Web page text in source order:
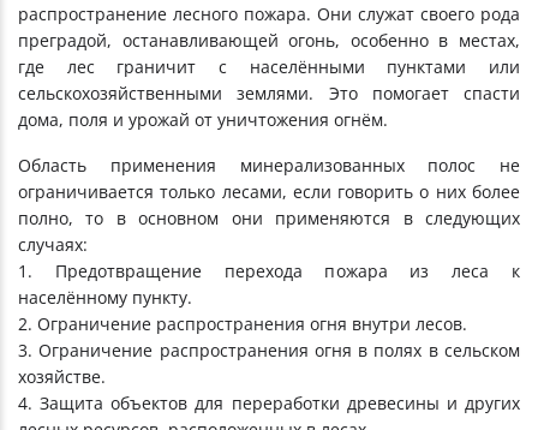
распространение лесного пожара. Они служат своего рода
преградой, останавливающей огонь, особенно в местах,
где лес граничит с населёнными пунктами или
сельскохозяйственными землями. Это помогает спасти
дома, поля и урожай от уничтожения огнём.
Область применения минерализованных полос не
ограничивается только лесами, если говорить о них более
полно, то в основном они применяются в следующих
случаях:
1. Предотвращение перехода пожара из леса к
населённому пункту.
2. Ограничение распространения огня внутри лесов.
3. Ограничение распространения огня в полях в сельском
хозяйстве.
4. Защита объектов для переработки древесины и других